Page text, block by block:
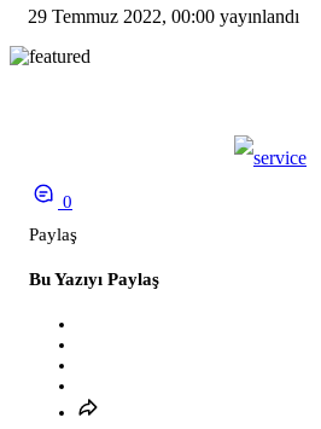
29 Temmuz 2022, 00:00 yayınlandı
0
Paylaş
Bu Yazıyı Paylaş